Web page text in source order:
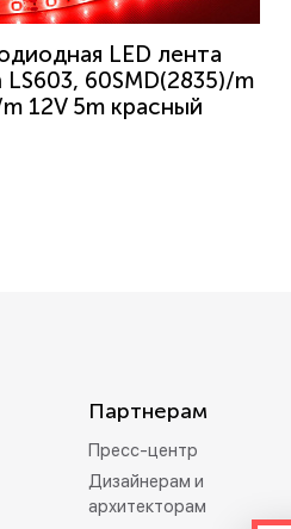
LED лента
LS603, 60SMD(2835)/m
12V 5m красный
Партнерам
Пресс-центр
Дизайнерам и
архитекторам